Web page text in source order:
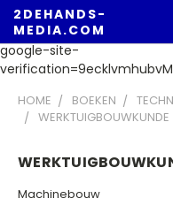
google-site-
2DEHANDS-
MEDIA.COM
HOME BOEKEN
WERKTUIGBOUWKUNDE
Machinebouw